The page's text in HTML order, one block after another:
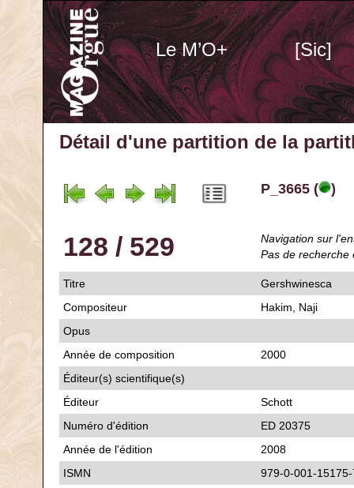
Le M’O+ [Sic]
Détail d'une partition de la
P_3665 ( )
128 / 529
Navigation sur
Pas de recherche
Titre
Gershwinesca
Compositeur
Hakim, Naji
Opus
Année de composition
2000
Éditeur(s) scientifique(s)
Éditeur
Schott
Numéro d'édition
ED 20375
Année de l'édition
2008
ISMN
979-0-001-